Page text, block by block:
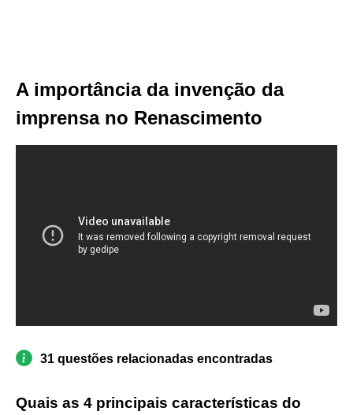
A importância da invenção da
imprensa no Renascimento
31 questões relacionadas encontradas
Quais as 4 principais características do